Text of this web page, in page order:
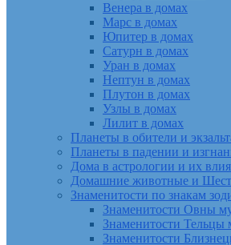
Венера в домах
Марс в домах
Юпитер в домах
Сатурн в домах
Уран в домах
Нептун в домах
Плутон в домах
Узлы в домах
Лилит в домах
Планеты в обители и
Планеты в падении и
Дома в астрологии и их
Домашние животные и
Знаменитости по знакам
Знаменитости Овны
Знаменитости
Знаменитости